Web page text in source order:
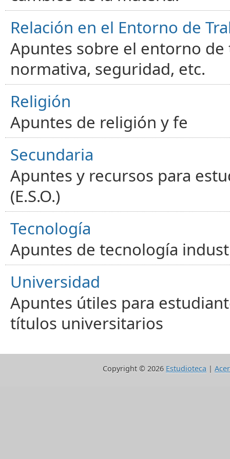
Relación en el Entorno de
Apuntes sobre el entorno
normativa, seguridad, etc.
Religión
Apuntes de religión y fe
Secundaria
Apuntes y recursos para
(E.S.O.)
Tecnología
Apuntes de tecnología
Universidad
Apuntes útiles para
títulos universitarios
Copyright © 2026 Estudioteca |